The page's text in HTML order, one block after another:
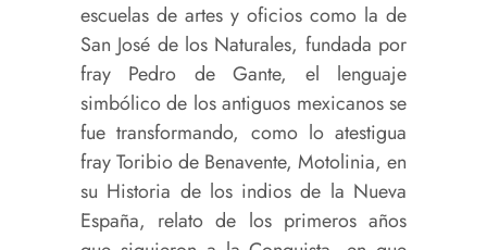
escuelas de artes y oficios como la de
San José de los Naturales, fundada por
fray Pedro de Gante, el lenguaje
simbólico de los antiguos mexicanos se
fue transformando, como lo atestigua
fray Toribio de Benavente, Motolinia, en
su Historia de los indios de la Nueva
España, relato de los primeros años